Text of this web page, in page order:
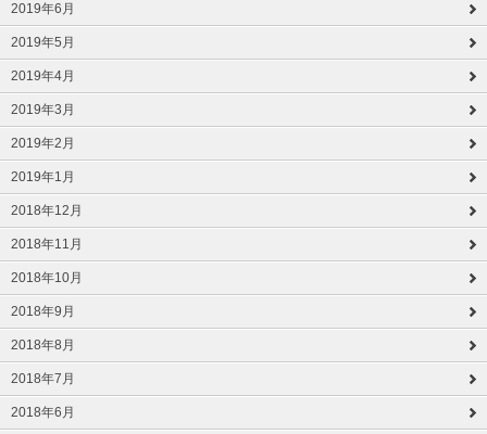
2019年6月
2019年5月
2019年4月
2019年3月
2019年2月
2019年1月
2018年12月
2018年11月
2018年10月
2018年9月
2018年8月
2018年7月
2018年6月